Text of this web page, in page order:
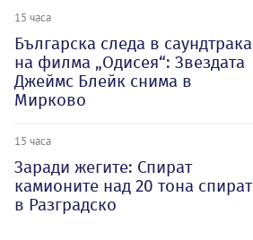
15 часа
Българска следа в саундтрака
на филма „Одисея“: Звездата
Джеймс Блейк снима в
Мирково
15 часа
Заради жегите: Спират
камионите над 20 тона спират
в Разградско